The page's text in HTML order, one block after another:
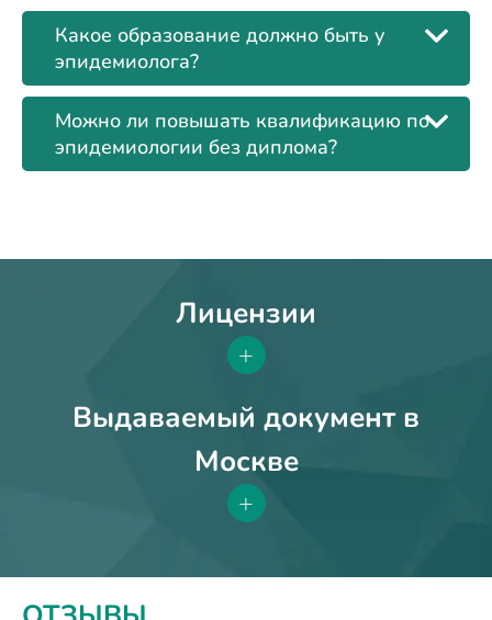
Какое образование должно быть у
эпидемиолога?
Можно ли повышать квалификацию по
эпидемиологии без диплома?
Лицензии
+
Выдаваемый документ в
Москве
+